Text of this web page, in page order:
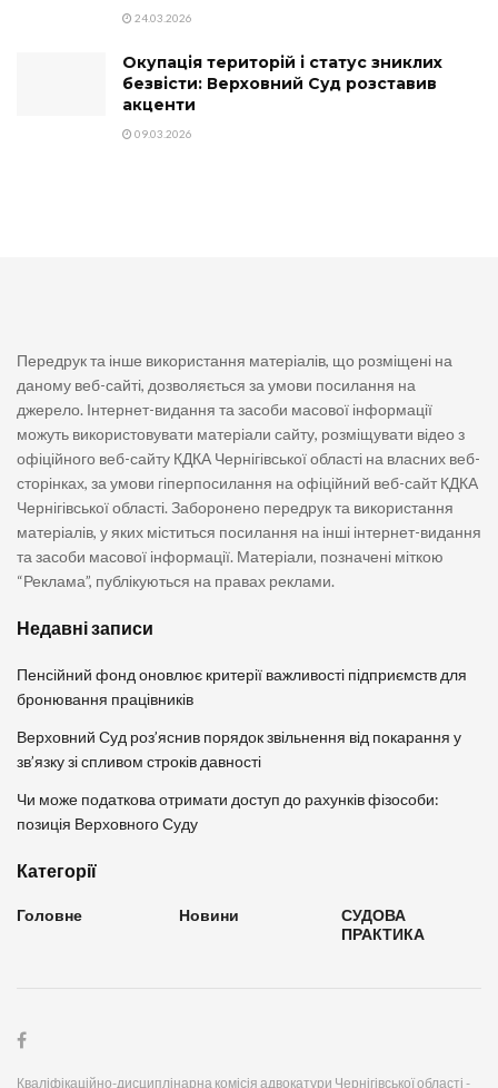
24.03.2026
Окупація територій і статус зниклих
безвісти: Верховний Суд розставив
акценти
09.03.2026
Передрук та інше використання матеріалів, що розміщені на
даному веб-сайті, дозволяється за умови посилання на
джерело. Інтернет-видання та засоби масової інформації
можуть використовувати матеріали сайту, розміщувати відео з
офіційного веб-сайту КДКА Чернігівської області на власних веб-
сторінках, за умови гіперпосилання на офіційний веб-сайт КДКА
Чернігівської області. Заборонено передрук та використання
матеріалів, у яких міститься посилання на інші інтернет-видання
та засоби масової інформації. Матеріали, позначені міткою
“Реклама”, публікуються на правах реклами.
Недавні записи
Пенсійний фонд оновлює критерії важливості підприємств для
бронювання працівників
Верховний Суд роз’яснив порядок звільнення від покарання у
зв’язку зі спливом строків давності
Чи може податкова отримати доступ до рахунків фізособи:
позиція Верховного Суду
Категорії
Головне Новини
СУДОВА
ПРАКТИКА
Кваліфікаційно-дисциплінарна комісія адвокатури Чернігівської області -